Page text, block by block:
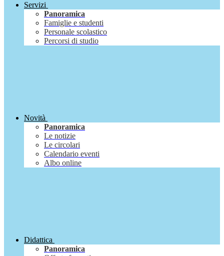
Servizi
Panoramica
Famiglie e studenti
Personale scolastico
Percorsi di studio
Novità
Panoramica
Le notizie
Le circolari
Calendario eventi
Albo online
Didattica
Panoramica